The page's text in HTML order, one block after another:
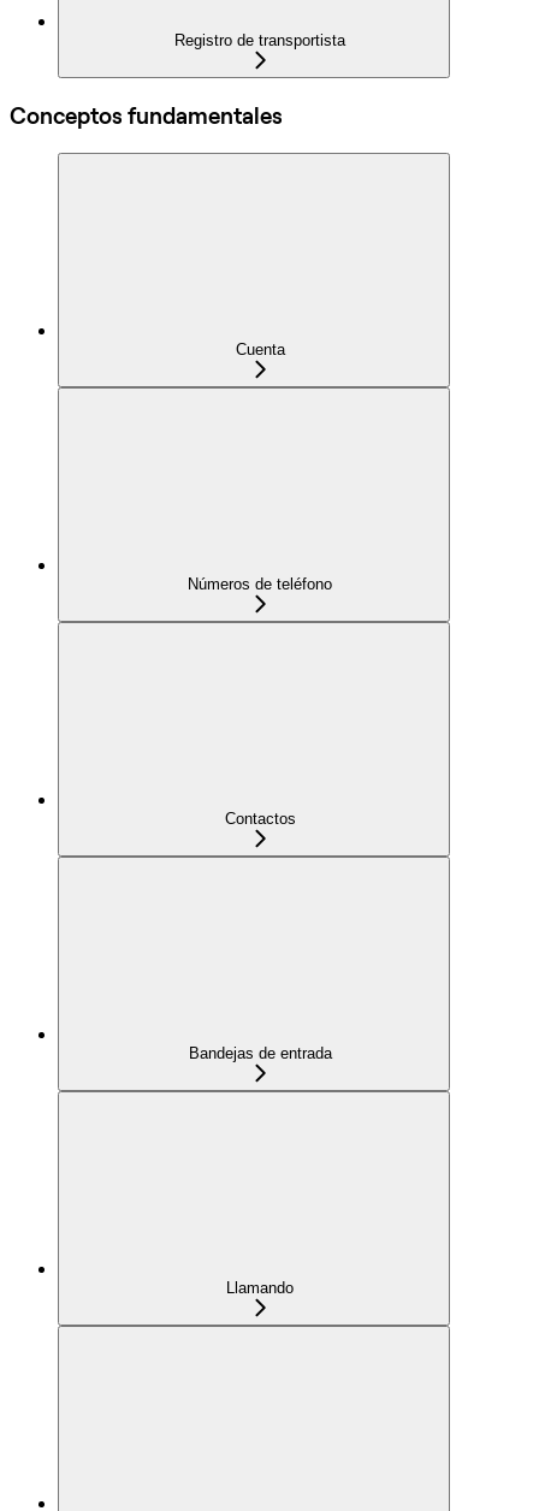
Registro de transportista
Conceptos fundamentales
Cuenta
Números de teléfono
Contactos
Bandejas de entrada
Llamando